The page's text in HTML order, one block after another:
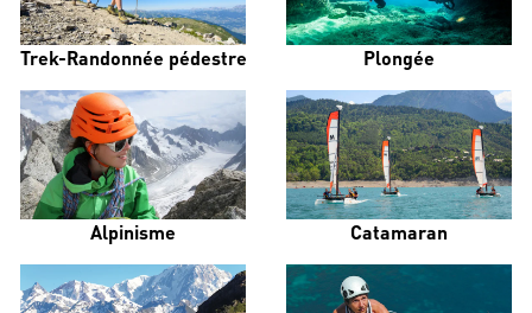
Trek-Randonnée pédestre Plongée
Alpinisme Catamaran